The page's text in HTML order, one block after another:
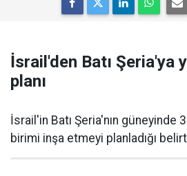
İsrail'den Batı Şeria'ya
planı
İsrail'in Batı Şeria'nın güneyinde
birimi inşa etmeyi planladığı